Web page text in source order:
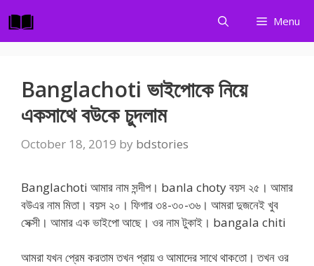
to
content
Menu
Banglachoti ভাইপোকে নিয়ে
একসাথে বউকে চুদলাম
October 18, 2019 by bdstories
Banglachoti আমার নাম সন্দীপ। banla choty বয়স ২৫। আমার
বউএর নাম মিতা। বয়স ২০। ফিগার ৩৪-৩০-৩৬। আমরা দুজনেই খুব
সেক্সী। আমার এক ভাইপো আছে। ওর নাম টুকাই। bangala chiti
আমরা যখন প্রেম করতাম তখন প্রায় ও আমাদের সাথে থাকতো। তখন ওর